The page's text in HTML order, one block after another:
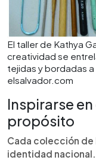
El taller de Kathya
creatividad se
tejidas y bordadas
elsalvador.com
Inspirarse
propósito
Cada colección de
identidad nacional.